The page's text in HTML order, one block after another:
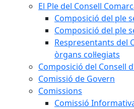
El Ple del Consell
Composició del ple
Composició del ple
Respresentants del
òrgans col·legiats
Composició del Consell
Comissió de Govern
Comissions
Comissió